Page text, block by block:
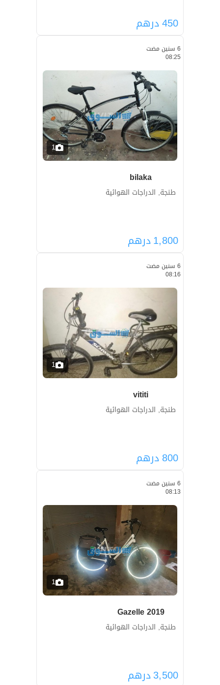
450درهم
6 سنين مضت
08:25
1
bilaka
طنجة, الدراجات الهوائية
1,800درهم
6 سنين مضت
08:16
1
vititi
طنجة, الدراجات الهوائية
800درهم
6 سنين مضت
08:13
1
Gazelle 2019
طنجة, الدراجات الهوائية
3,500درهم